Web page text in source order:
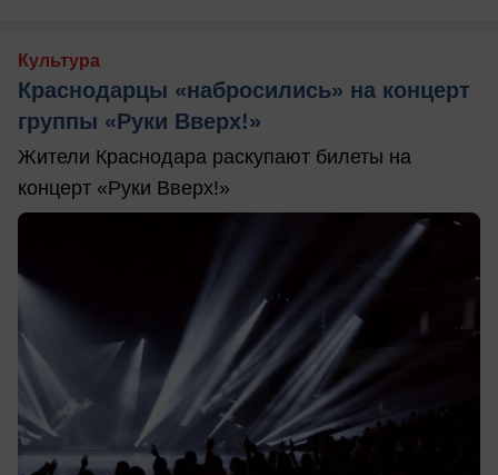
Культура
Краснодарцы «набросились» на концерт
группы «Руки Вверх!»
Жители Краснодара раскупают билеты на
концерт «Руки Вверх!»